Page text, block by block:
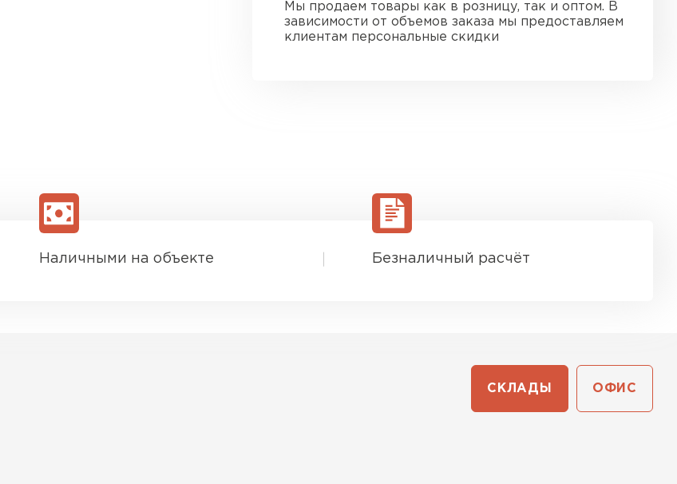
Мы продаем товары как в розницу, так и оптом. В
зависимости от объемов заказа мы предоставляем
клиентам персональные скидки
Наличными на объекте Безналичный расчёт
СКЛАДЫ ОФИС